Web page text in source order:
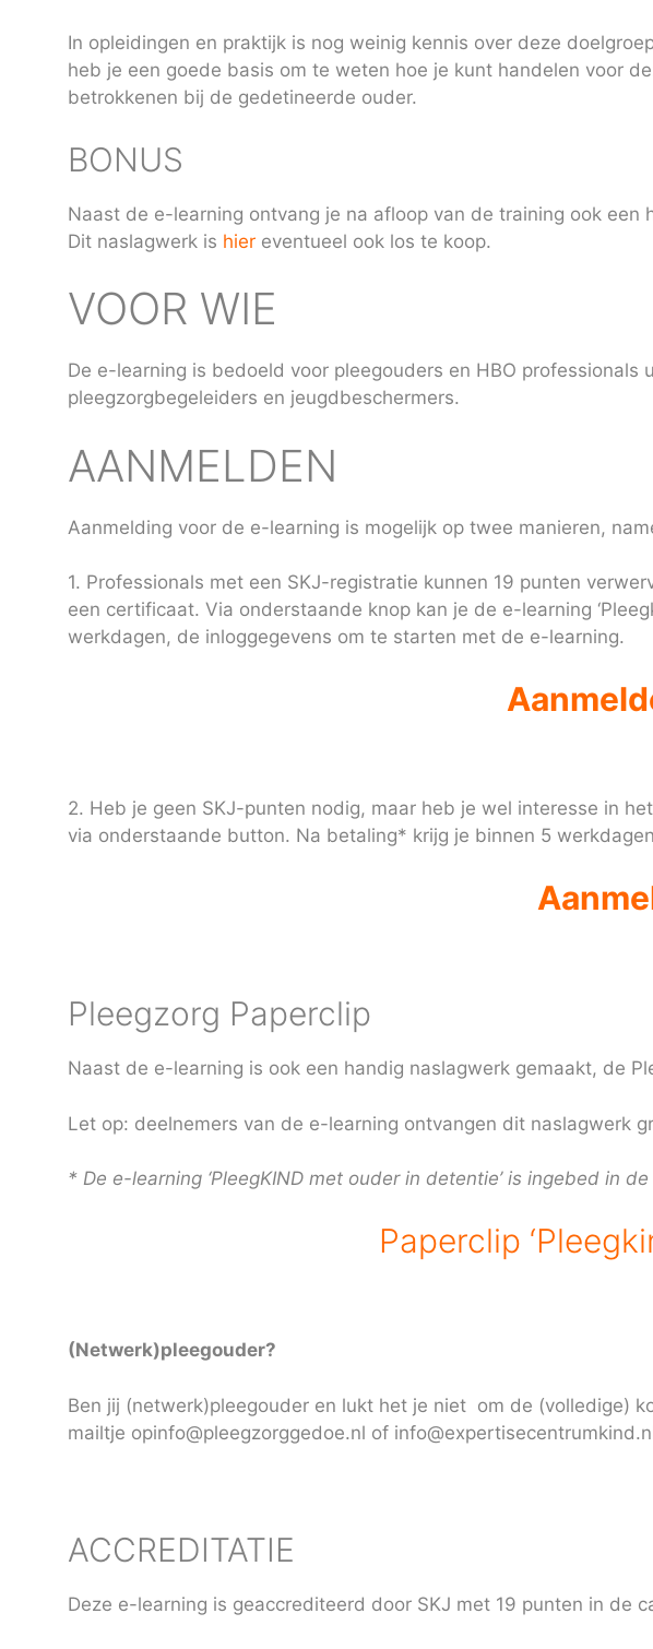
In opleidingen en praktijk is nog weinig kennis over deze
heb je een goede basis om te weten hoe je kunt handelen voor
betrokkenen bij de gedetineerde ouder.
BONUS
Naast de e-learning ontvang je na afloop van de training ook een
Dit naslagwerk is hier eventueel ook los te koop.
VOOR WIE
De e-learning is bedoeld voor pleegouders en HBO
pleegzorgbegeleiders en jeugdbeschermers.
AANMELDEN
Aanmelding voor de e-learning is mogelijk op twee manieren,
1. Professionals met een SKJ-registratie kunnen 19 punten
een certificaat. Via onderstaande knop kan je de e-learning
werkdagen, de inloggegevens om te starten met de e-learning.
2. Heb je geen SKJ-punten nodig, maar heb je wel interesse in
via onderstaande button. Na betaling* krijg je binnen 5
Pleegzorg Paperclip
Naast de e-learning is ook een handig naslagwerk gemaakt, de
Let op: deelnemers van de e-learning ontvangen dit naslagwerk
* De e-learning ‘PleegKIND met ouder in detentie’ is ingebed in
Paperclip
(Netwerk)pleegouder?
Ben jij (netwerk)pleegouder en lukt het je niet om de (volledige)
mailtje opinfo@pleegzorggedoe.nl of
ACCREDITATIE
Deze e-learning is geaccrediteerd door SKJ met 19 punten in de